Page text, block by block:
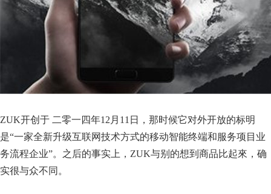
ZUK开创于 二零一四年12月11日，那时候它对外开放的标明
是“一家全新升级互联网技术方式的移动智能终端和服务项目业
务流程企业”。之后的事实上，ZUK与别的想到商品比起來，确
实很与众不同。